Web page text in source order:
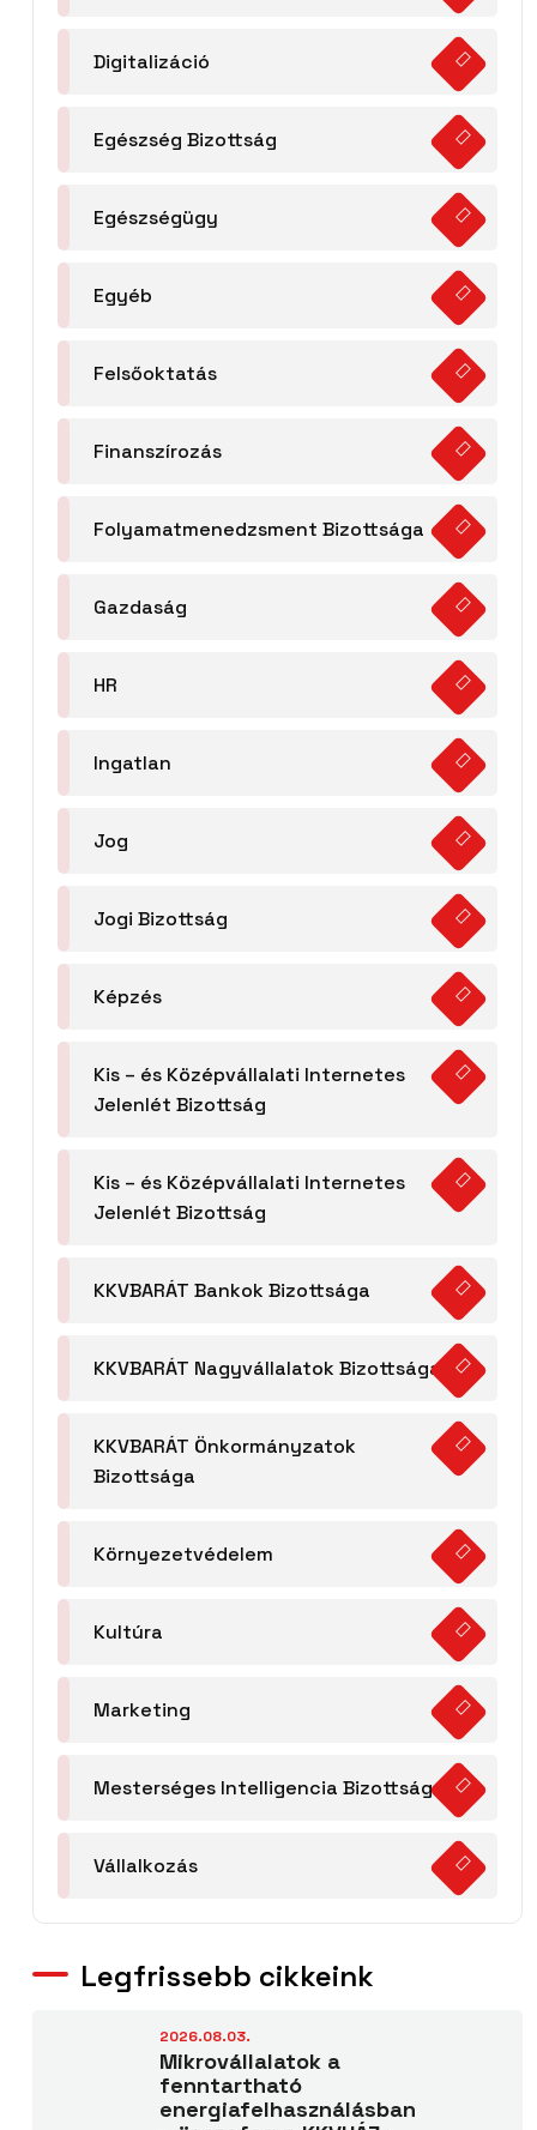
Digitalizáció
Egészség Bizottság
Egészségügy
Egyéb
Felsőoktatás
Finanszírozás
Folyamatmenedzsment Bizottsága
Gazdaság
HR
Ingatlan
Jog
Jogi Bizottság
Képzés
Kis – és Középvállalati Internetes
Jelenlét Bizottság
Kis – és Középvállalati Internetes
Jelenlét Bizottság
KKVBARÁT Bankok Bizottsága
KKVBARÁT Nagyvállalatok Bizottsága
KKVBARÁT Önkormányzatok
Bizottsága
Környezetvédelem
Kultúra
Marketing
Mesterséges Intelligencia Bizottság
Vállalkozás
Legfrissebb cikkeink
2026.08.03.
Mikrovállalatok a
fenntartható
energiafelhasználásban